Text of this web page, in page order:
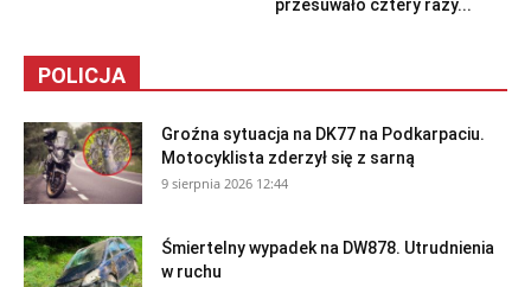
przesuwało cztery razy...
POLICJA
Groźna sytuacja na DK77 na Podkarpaciu.
Motocyklista zderzył się z sarną
9 sierpnia 2026 12:44
Śmiertelny wypadek na DW878. Utrudnienia
w ruchu